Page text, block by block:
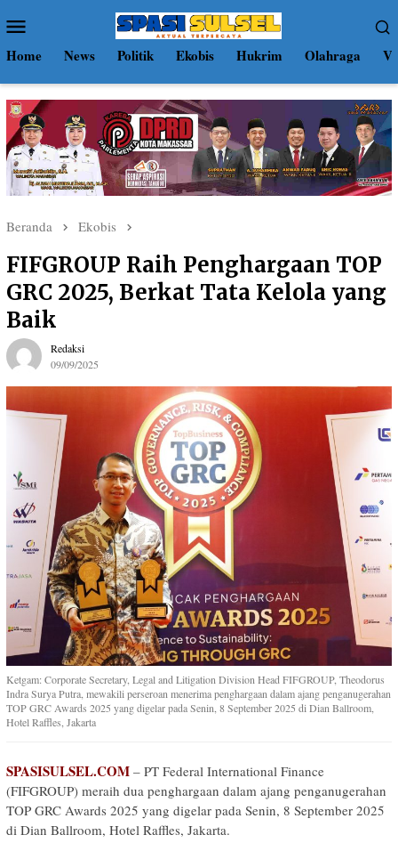
ke
kontenMobile
Home News Politik Ekobis Hukrim Olahraga
Beranda Ekobis
FIFGROUP Raih Penghargaan TOP
GRC 2025, Berkat Tata Kelola yang
Baik
Redaksi
09/09/2025
Ketgam: Corporate Secretary, Legal and Litigation Division Head FIFGROUP, Theodorus
Indra Surya Putra, mewakili perseroan menerima penghargaan dalam ajang penganugerahan
TOP GRC Awards 2025 yang digelar pada Senin, 8 September 2025 di Dian Ballroom,
Hotel Raffles, Jakarta
SPASISULSEL.COM – PT Federal International Finance
(FIFGROUP) meraih dua penghargaan dalam ajang penganugerahan
TOP GRC Awards 2025 yang digelar pada Senin, 8 September 2025
di Dian Ballroom, Hotel Raffles, Jakarta.